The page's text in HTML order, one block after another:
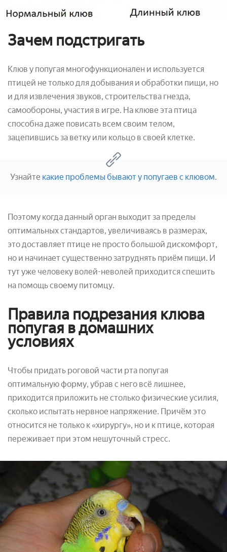
Зачем подстригать
Клюв у попугая многофункционален и используется
птицей не только для добывания и обработки пищи, но
и для извлечения звуков, строительства гнезда,
самообороны, участия в игре. На клюве эта птица
способна даже повисать всем своим телом,
зацепившись за ветку или кольцо в своей клетке.
Узнайте какие проблемы бывают у попугаев с клювом.
Поэтому когда данный орган выходит за пределы
оптимальных стандартов, увеличиваясь в размерах,
это доставляет птице не просто большой дискомфорт,
но и начинает существенно затруднять приём пищи. И
тут уже человеку волей-неволей приходится спешить
на помощь своему питомцу.
Правила подрезания клюва
попугая в домашних
условиях
Чтобы придать роговой части рта попугая
оптимальную форму, убрав с него всё лишнее,
приходится приложить не столько физические усилия,
сколько испытать нервное напряжение. Причём это
относится не только к «хирургу», но и к птице, которая
переживает при этом нешуточный стресс.